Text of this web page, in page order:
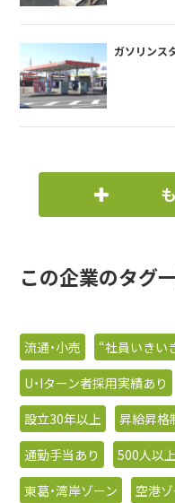
ガソリンス
この企業のタグ
流通・小売
“社員いきい
U・Iターン者採用実績あり
設立30年以上
昇給昇格
通勤手当あり
500人以上
東葛・湾岸ゾーン
空港